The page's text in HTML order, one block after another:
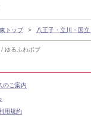
ゆるふわボブ
トップ 八王子・立川・国
のご案内
用規約